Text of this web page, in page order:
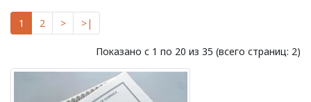
1 2 > >|
Показано с 1 по 20 из 35 (всего страниц: 2)